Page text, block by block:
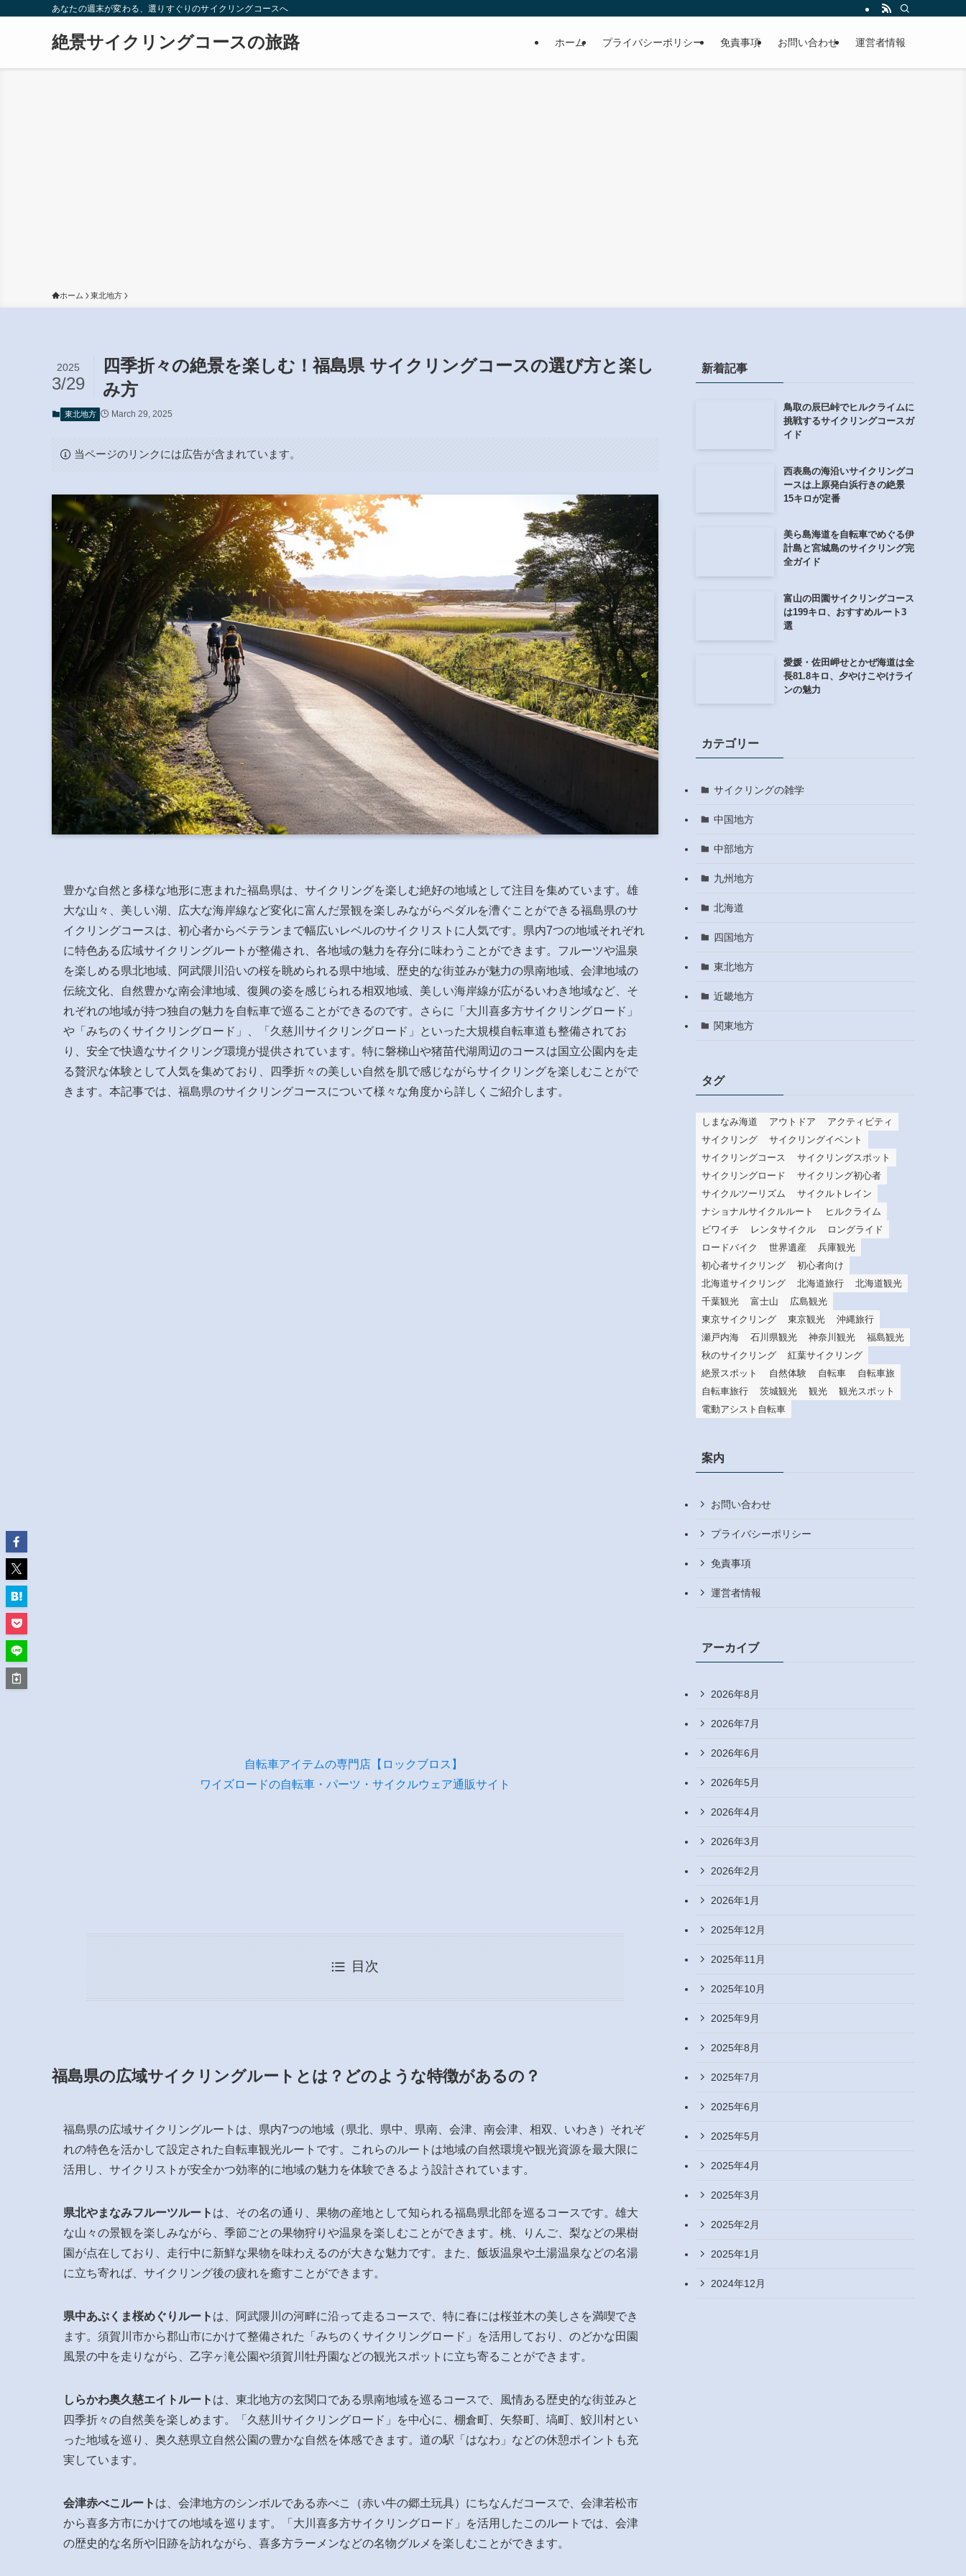
あなたの週末が変わる、選りすぐりのサイクリングコースへ
絶景サイクリングコースの旅路 ホーム プライバシーポリシー 免責事項 お問い合わせ 運営者情報
ホーム 東北地方
四季折々の絶景を楽しむ！福島県 サイクリングコースの選び方と楽し
み方
2025
3/29
東北地方 March 29, 2025
当ページのリンクには広告が含まれています。
豊かな自然と多様な地形に恵まれた福島県は、サイクリングを楽しむ絶好の地域として注目を集めています。雄
大な山々、美しい湖、広大な海岸線など変化に富んだ景観を楽しみながらペダルを漕ぐことができる福島県のサ
イクリングコースは、初心者からベテランまで幅広いレベルのサイクリストに人気です。県内7つの地域それぞれ
に特色ある広域サイクリングルートが整備され、各地域の魅力を存分に味わうことができます。フルーツや温泉
を楽しめる県北地域、阿武隈川沿いの桜を眺められる県中地域、歴史的な街並みが魅力の県南地域、会津地域の
伝統文化、自然豊かな南会津地域、復興の姿を感じられる相双地域、美しい海岸線が広がるいわき地域など、そ
れぞれの地域が持つ独自の魅力を自転車で巡ることができるのです。さらに「大川喜多方サイクリングロード」
や「みちのくサイクリングロード」、「久慈川サイクリングロード」といった大規模自転車道も整備されてお
り、安全で快適なサイクリング環境が提供されています。特に磐梯山や猪苗代湖周辺のコースは国立公園内を走
る贅沢な体験として人気を集めており、四季折々の美しい自然を肌で感じながらサイクリングを楽しむことがで
きます。本記事では、福島県のサイクリングコースについて様々な角度から詳しくご紹介します。
自転車アイテムの専門店【ロックブロス】
ワイズロードの自転車・パーツ・サイクルウェア通販サイト
目次
福島県の広域サイクリングルートとは？どのような特徴があるの？
福島県の広域サイクリングルートは、県内7つの地域（県北、県中、県南、会津、南会津、相双、いわき）それぞ
れの特色を活かして設定された自転車観光ルートです。これらのルートは地域の自然環境や観光資源を最大限に
活用し、サイクリストが安全かつ効率的に地域の魅力を体験できるよう設計されています。
県北やまなみフルーツルート は、その名の通り、果物の産地として知られる福島県北部を巡るコースです。雄大
な山々の景観を楽しみながら、季節ごとの果物狩りや温泉を楽しむことができます。桃、りんご、梨などの果樹
園が点在しており、走行中に新鮮な果物を味わえるのが大きな魅力です。また、飯坂温泉や土湯温泉などの名湯
に立ち寄れば、サイクリング後の疲れを癒すことができます。
県中あぶくま桜めぐりルート は、阿武隈川の河畔に沿って走るコースで、特に春には桜並木の美しさを満喫でき
ます。須賀川市から郡山市にかけて整備された「みちのくサイクリングロード」を活用しており、のどかな田園
風景の中を走りながら、乙字ヶ滝公園や須賀川牡丹園などの観光スポットに立ち寄ることができます。
しらかわ奥久慈エイトルート は、東北地方の玄関口である県南地域を巡るコースで、風情ある歴史的な街並みと
四季折々の自然美を楽しめます。「久慈川サイクリングロード」を中心に、棚倉町、矢祭町、塙町、鮫川村とい
った地域を巡り、奥久慈県立自然公園の豊かな自然を体感できます。道の駅「はなわ」などの休憩ポイントも充
実しています。
会津赤べこルート は、会津地方のシンボルである赤べこ（赤い牛の郷土玩具）にちなんだコースで、会津若松市
から喜多方市にかけての地域を巡ります。「大川喜多方サイクリングロード」を活用したこのルートでは、会津
の歴史的な名所や旧跡を訪れながら、喜多方ラーメンなどの名物グルメを楽しむことができます。
新着記事
鳥取の辰巳峠でヒルクライムに
挑戦するサイクリングコースガ
イド
西表島の海沿いサイクリングコ
ースは上原発白浜行きの絶景
15キロが定番
美ら島海道を自転車でめぐる伊
計島と宮城島のサイクリング完
全ガイド
富山の田園サイクリングコース
は199キロ、おすすめルート3
選
愛媛・佐田岬せとかぜ海道は全
長81.8キロ、夕やけこやけライ
ンの魅力
カテゴリー
サイクリングの雑学
中国地方
中部地方
九州地方
北海道
四国地方
東北地方
近畿地方
関東地方
タグ
しまなみ海道 アウトドア
アクティビティ
サイクリング
サイクリングイベント
サイクリングコース
サイクリングスポット
サイクリングロード
サイクリング初心者
サイクルツーリズム
サイクルトレイン
ナショナルサイクルルート
ヒルクライム
ビワイチ
レンタサイクル
ロングライド
ロードバイク
世界遺産
兵庫観光
初心者サイクリング
初心者向け
北海道サイクリング
北海道旅行
北海道観光
千葉観光
富士山
広島観光
東京サイクリング
東京観光
沖縄旅行
瀬戸内海
石川県観光 神奈川観光
福島観光
秋のサイクリング
紅葉サイクリング
絶景スポット
自然体験 自転車
自転車旅
自転車旅行
茨城観光 観光
観光スポット
電動アシスト自転車
案内
お問い合わせ
プライバシーポリシー
免責事項
運営者情報
アーカイブ
2026年8月
2026年7月
2026年6月
2026年5月
2026年4月
2026年3月
2026年2月
2026年1月
2025年12月
2025年11月
2025年10月
2025年9月
2025年8月
2025年7月
2025年6月
2025年5月
2025年4月
2025年3月
2025年2月
2025年1月
2024年12月